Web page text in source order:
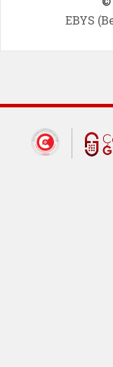
EBYS
Dış